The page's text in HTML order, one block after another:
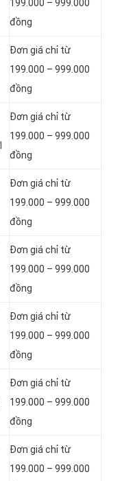
199.000 – 999.000
đồng
Đơn giá chỉ từ
199.000 – 999.000
đồng
Đơn giá chỉ từ
199.000 – 999.000
đồng
Đơn giá chỉ từ
199.000 – 999.000
đồng
Đơn giá chỉ từ
199.000 – 999.000
đồng
Đơn giá chỉ từ
199.000 – 999.000
đồng
Đơn giá chỉ từ
199.000 – 999.000
đồng
Đơn giá chỉ từ
199.000 – 999.000